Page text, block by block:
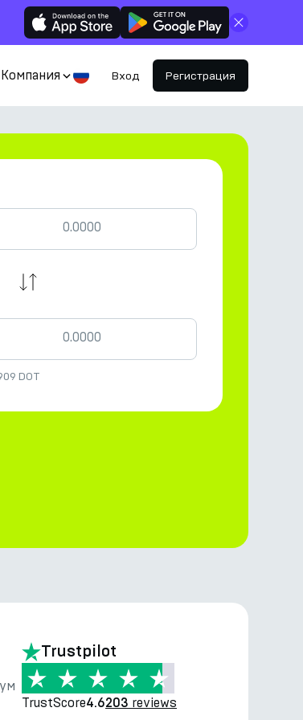
Закрыть
Компания Вход Регистрация
DOT
Trustpilot
TrustScore4.6203 reviews